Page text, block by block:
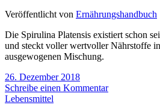
Veröffentlicht von Ernährungshandbuch
Die Spirulina Platensis existiert schon
und steckt voller wertvoller Nährstoffe
ausgewogenen Mischung.
26. Dezember 2018
Schreibe einen Kommentar
Lebensmittel